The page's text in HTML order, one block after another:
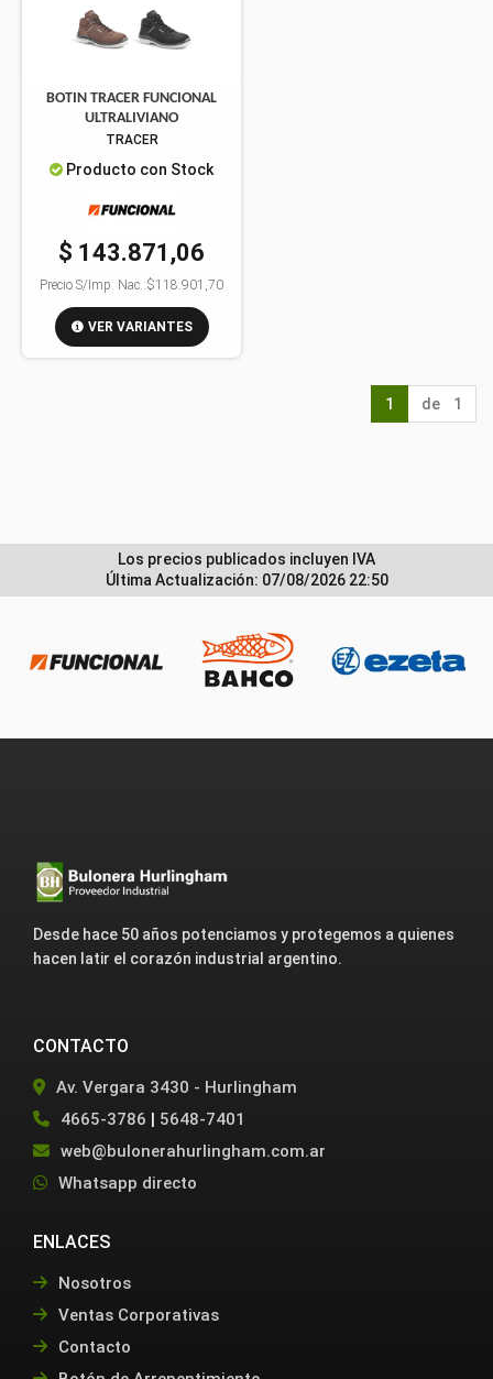
BOTIN TRACER FUNCIONAL
ULTRALIVIANO
TRACER
Producto con Stock
$ 143.871,06
Precio S/Imp. Nac.:$118.901,70
VER VARIANTES
1 de 1
Los precios publicados incluyen IVA
Última Actualización: 07/08/2026 22:50
Desde hace 50 años potenciamos y protegemos a quienes
hacen latir el corazón industrial argentino.
CONTACTO
Av. Vergara 3430 - Hurlingham
4665-3786 | 5648-7401
web@bulonerahurlingham.com.ar
Whatsapp directo
ENLACES
Nosotros
Ventas Corporativas
Contacto